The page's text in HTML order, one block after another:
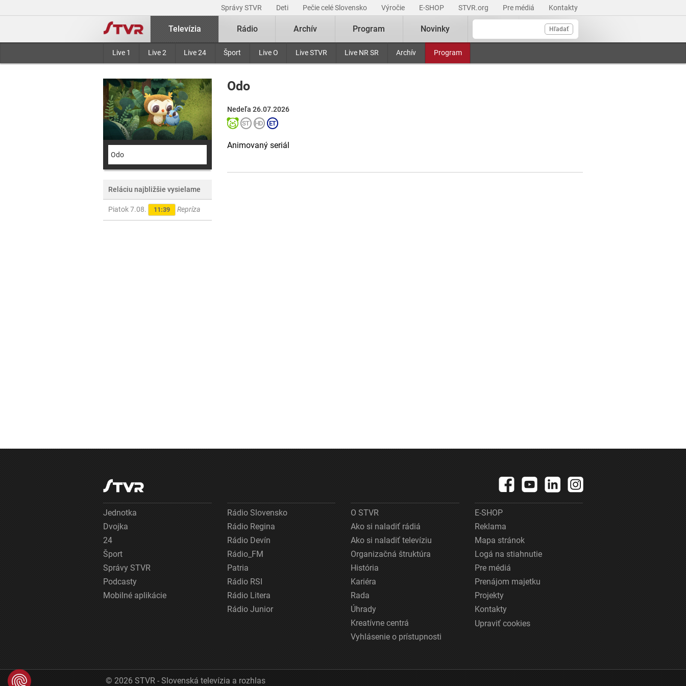
Správy STVR Deti Pečie celé Slovensko Výročie E-SHOP STVR.org Pre médiá Kontakty
Hľadať
Televízia
Live 1 Live 2 Live 24 Šport Live O Live STVR Live NR SR Archív Program
Rádio Archív Program Novinky
Odo
Reláciu najbližšie vysielame
Piatok 7.08. 11:39 Repríza
Odo
Nedeľa 26.07.2026
Animovaný seriál
Jednotka
Dvojka
24
Šport
Správy STVR
Podcasty
Mobilné aplikácie
Rádio Slovensko
Rádio Regina
Rádio Devín
Rádio_FM
Patria
Rádio RSI
Rádio Litera
Rádio Junior
O STVR
Ako si naladiť rádiá
Ako si naladiť televíziu
Organizačná štruktúra
História
Kariéra
Rada
Úhrady
Kreatívne centrá
Vyhlásenie o prístupnosti
E-SHOP
Reklama
Mapa stránok
Logá na stiahnutie
Pre médiá
Prenájom majetku
Projekty
Kontakty
Upraviť cookies
© 2026 STVR - Slovenská televízia a rozhlas